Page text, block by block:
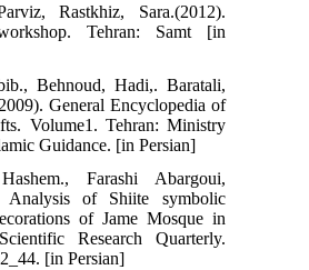
Parviz, Rastkhiz, Sara.(2012).
workshop. Tehran: Samt [in
Habib., Behnoud, Hadi,. Baratali,
General Encyclopedia of
Volume1. Tehran: Ministry
and Islamic Guidance. [in Persian]
Hashem., Farashi Abargoui,
(2014). Analysis of Shiite symbolic
in the decorations of Jame Mosque in
Scientific Research Quarterly.
Pp.32_44. [in Persian]